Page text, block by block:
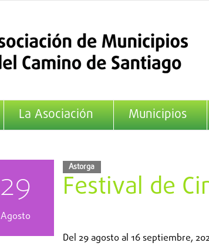
La Asociación Municipios
29
Agosto
Astorga
Festival de
Del 29 agosto al 16 septiembre,